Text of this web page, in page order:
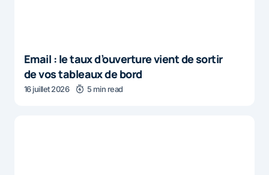
Email : le taux d’ouverture vient de sortir
de vos tableaux de bord
16 juillet 2026 5 min read